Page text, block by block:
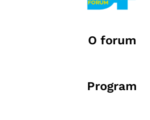
O forum
Program